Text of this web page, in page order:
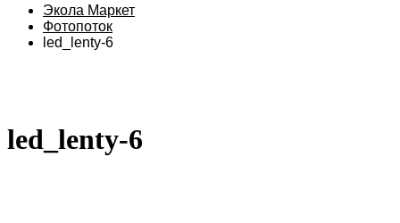
Экола Маркет
Фотопоток
led_lenty-6
led_lenty-6